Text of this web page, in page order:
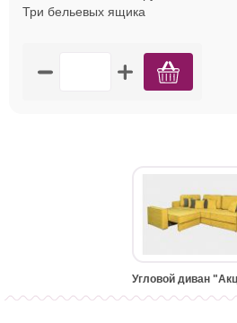
Три бельевых ящика
Угловой диван